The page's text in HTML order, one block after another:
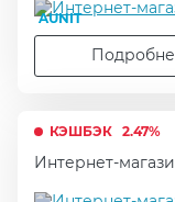
AUNIT
КЭШБЭК 2.47%
Интернет-